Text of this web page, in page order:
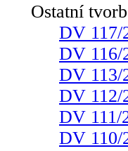
Ostatní
DV 117/
DV 116/
DV 113/
DV 112/
DV 111/
DV 110/